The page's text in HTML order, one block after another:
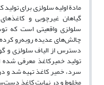
مادة اولیه سلولزی برای
گیاهان غیرچوبی و
سلولزی واقعیتی است که
چالش‌های عدیده روبه‌رو
دسترس از الیاف سلولزی و
تولید خمیرکاغذ معرفی